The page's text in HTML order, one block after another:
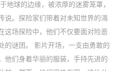
地球的边缘，被浓厚的迷雾笼罩，
说。探险家们带着对未知世界的渴
这场探险中，他们不仅要面对险恶
的谜团。 影片开场，一支由勇敢的
他们身着华丽的服装，手持先进的